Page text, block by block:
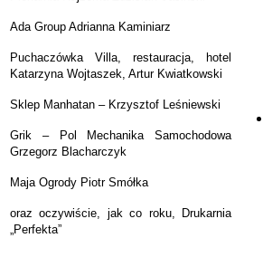
Ada Group Adrianna Kaminiarz
Puchaczówka Villa, restauracja, hotel
Katarzyna Wojtaszek, Artur Kwiatkowski
Sklep Manhatan – Krzysztof Leśniewski
Grik – Pol Mechanika Samochodowa
Grzegorz Blacharczyk
Maja Ogrody Piotr Smółka
oraz oczywiście, jak co roku, Drukarnia
„Perfekta”